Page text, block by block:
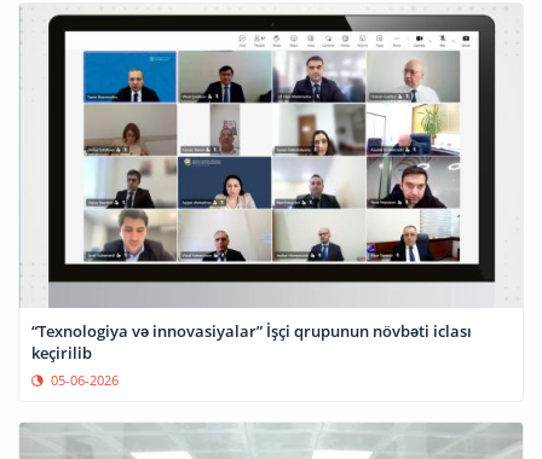
“Texnologiya və innovasiyalar” İşçi qrupunun növbəti iclası
keçirilib
05-06-2026